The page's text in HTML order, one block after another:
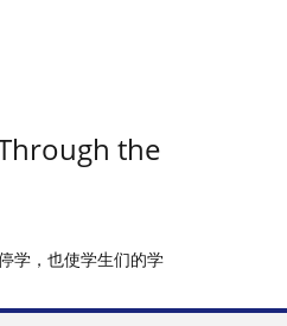
the
学，也使学生们的学